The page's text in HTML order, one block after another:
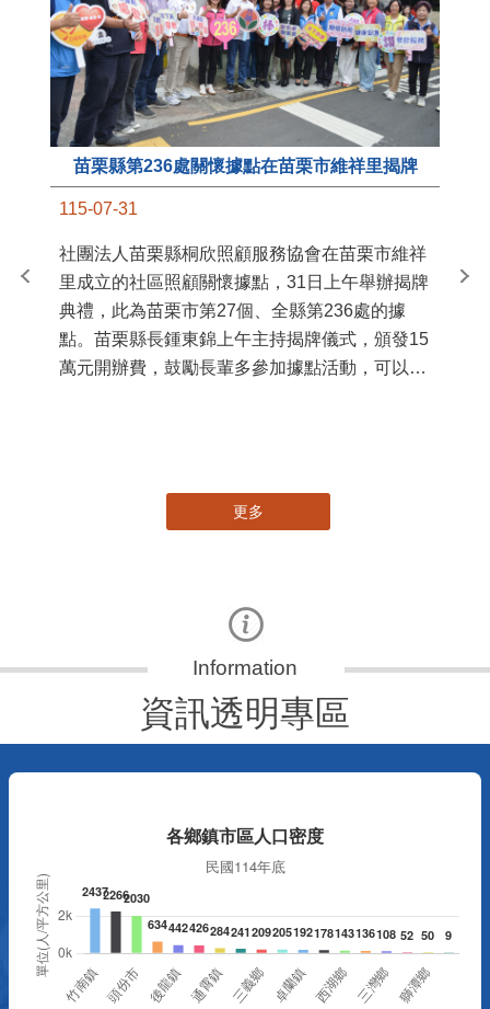
苗栗縣第236處關懷據點在苗栗市維祥里揭牌
115-07-31
社團法人苗栗縣桐欣照顧服務協會在苗栗市維祥
里成立的社區照顧關懷據點，31日上午舉辦揭牌
典禮，此為苗栗市第27個、全縣第236處的據
點。苗栗縣長鍾東錦上午主持揭牌儀式，頒發15
萬元開辦費，鼓勵長輩多參加據點活動，可以更
苗
更多
資訊透明專區